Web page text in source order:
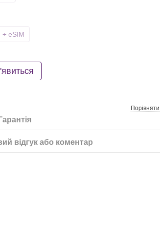
+ eSIM
Порівняти
Гарантія
відгук або коментар